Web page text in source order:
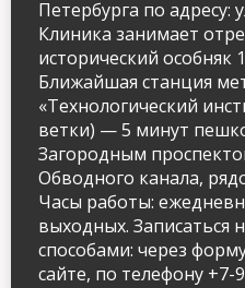
Петербурга по адресу:
Клиника занимает
исторический особняк
Ближайшая станция
«Технологический
ветки) — 5 минут
Загородным
Обводного канала,
Часы работы:
выходных.
способами: через
сайте, по телефону +7-